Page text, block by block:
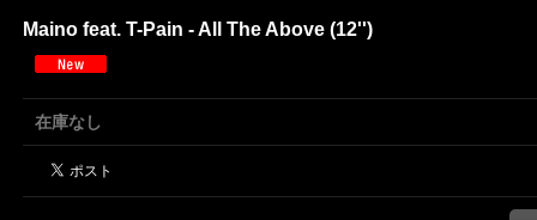
Maino feat. T-Pain - All The Above (12'')
在庫なし